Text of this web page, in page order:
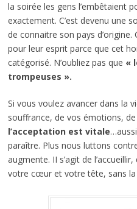
la soirée les gens l’embêtaient
exactement. C’est devenu une
de connaitre son pays
pour leur esprit parce que cet
catégorisé. N’oubliez pas que «
trompeuses ».
Si vous voulez avancer dans la
souffrance, de vos émotions,
l’acceptation est vitale
paraître. Plus nous luttons
augmente. II s’agit de
votre cœur et votre tête, sans la